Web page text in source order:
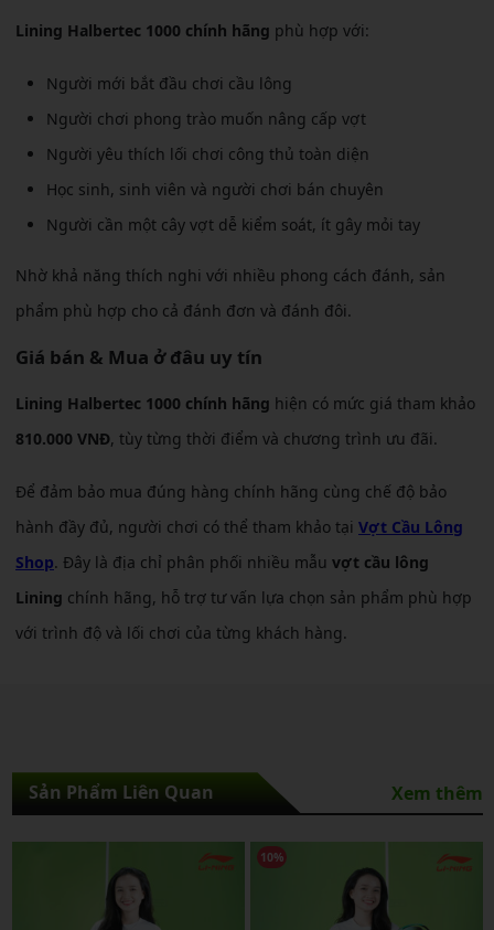
Lining Halbertec 1000 chính hãng phù hợp với:
Người mới bắt đầu chơi cầu lông
Người chơi phong trào muốn nâng cấp vợt
Người yêu thích lối chơi công thủ toàn diện
Học sinh, sinh viên và người chơi bán chuyên
Người cần một cây vợt dễ kiểm soát, ít gây mỏi tay
Nhờ khả năng thích nghi với nhiều phong cách đánh, sản
phẩm phù hợp cho cả đánh đơn và đánh đôi.
Giá bán & Mua ở đâu uy tín
Lining Halbertec 1000 chính hãng hiện có mức giá tham khảo
810.000 VNĐ, tùy từng thời điểm và chương trình ưu đãi.
Để đảm bảo mua đúng hàng chính hãng cùng chế độ bảo
hành đầy đủ, người chơi có thể tham khảo tại Vợt Cầu Lông
Shop. Đây là địa chỉ phân phối nhiều mẫu vợt cầu lông
Lining chính hãng, hỗ trợ tư vấn lựa chọn sản phẩm phù hợp
với trình độ và lối chơi của từng khách hàng.
Sản Phẩm Liên Quan Xem thêm